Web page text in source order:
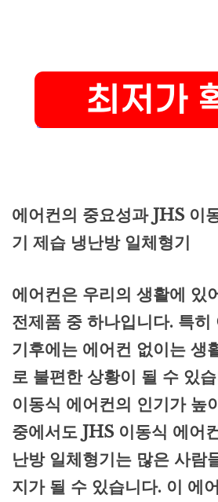
에어컨의 중요성과 JHS 이
기 제습 냉난방 일체형기
에어컨은 우리의 생활에 있
전제품 중 하나입니다. 특히
기후에는 에어컨 없이는 생
로 불편한 상황이 될 수 있
이동식 에어컨의 인기가 높
중에서도 JHS 이동식 에어
난방 일체형기는 많은 사람
지가 될 수 있습니다. 이 에